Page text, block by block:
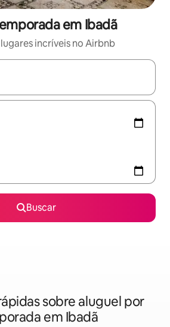
em Ibadã
incríveis no Airbnb
estiverem disponíveis, explore-os
Buscar
sobre aluguel por
em Ibadã